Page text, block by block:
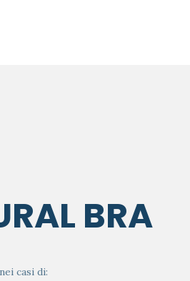
BRA
casi di: